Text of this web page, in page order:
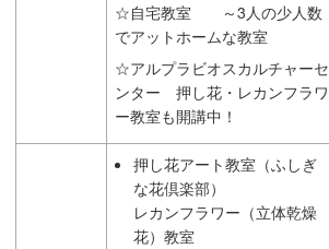
☆自宅教室 ～3人の少人数
でアットホームな教室
☆アルプラビオスカルチャーセ
ンター 押し花・レカンフラワ
ー教室も開講中！
押し花アート教室（ふしぎ
な花倶楽部）
レカンフラワー（立体乾燥
花）教室